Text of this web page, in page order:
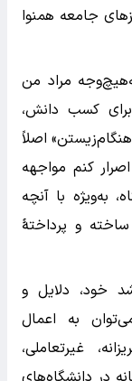
جامعه همنوا
مراد من
کسب دانش،
اصلاً
کنم مواجهه
به‌ویژه با آنچه
و پرداختۀ
خود، دلایل و
به اعمال
غیرتعاملی،